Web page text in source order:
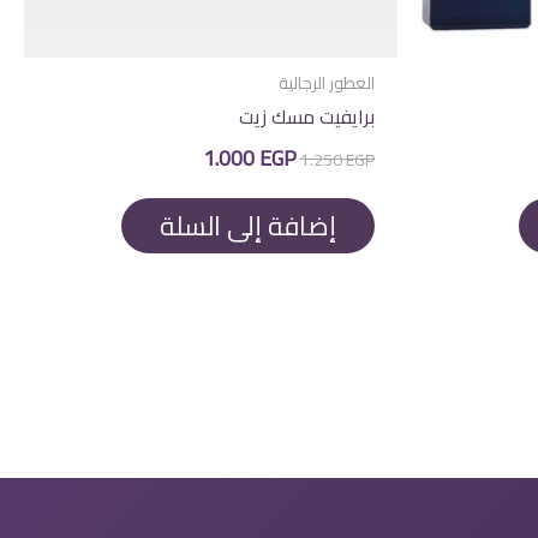
العطور الرجالية
برايفيت مسك زيت
1.250EGP السعر
الأصلي
هو:
1.250 EGP.
1.000EGP
هو:
1.000 EGP.
إضافة إلى السلة